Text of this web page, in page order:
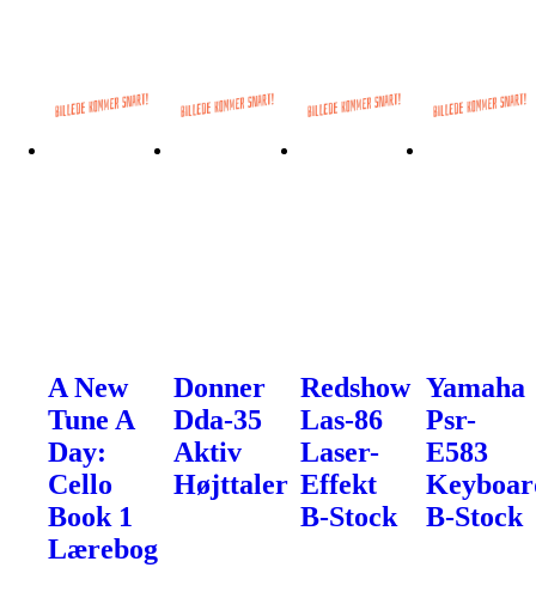
A New
Tune A
Day:
Cello
Book 1
Lærebog
Donner
Dda-35
Aktiv
Højttaler
Redshow
Las-86
Laser-
Effekt
B-Stock
Yamaha
Psr-
E583
B-Stock